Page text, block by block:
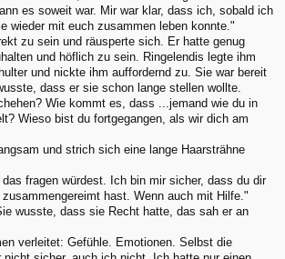
es soweit war. Mir war klar, dass ich, sobald ich
wieder mit euch zusammen leben konnte."
zu sein und räusperte sich. Er hatte genug
und höflich zu sein. Ringelendis legte ihm
und nickte ihm auffordernd zu. Sie war bereit
dass er sie schon lange stellen wollte.
Wie kommt es, dass ...jemand wie du in
Wieso bist du fortgegangen, als wir dich am
und strich sich eine lange Haarsträhne
fragen würdest. Ich bin mir sicher, dass du dir
hast. Wenn auch mit Hilfe."
wusste, dass sie Recht hatte, das sah er an
verleitet: Gefühle. Emotionen. Selbst die